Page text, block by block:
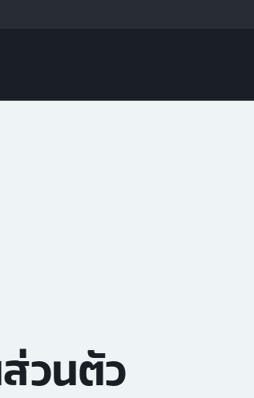
วนตัว